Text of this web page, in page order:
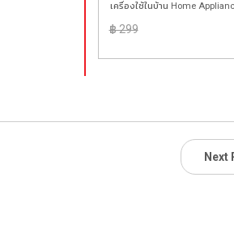
เครื่องใช้ในบ้าน Home
฿ 299
Next